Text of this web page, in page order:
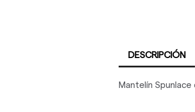
DESCRIPCIÓN
Mantelín